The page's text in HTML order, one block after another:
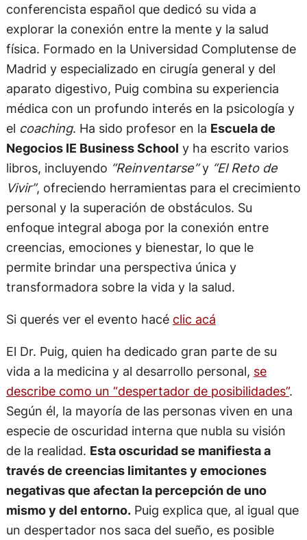
conferencista español que dedicó su vida a
explorar la conexión entre la mente y la salud
física. Formado en la Universidad Complutense de
Madrid y especializado en cirugía general y del
aparato digestivo, Puig combina su experiencia
médica con un profundo interés en la psicología y
el coaching. Ha sido profesor en la Escuela de
Negocios IE Business School y ha escrito varios
libros, incluyendo “Reinventarse”y “El Reto de
Vivir”, ofreciendo herramientas para el crecimiento
personal y la superación de obstáculos. Su
enfoque integral aboga por la conexión entre
creencias, emociones y bienestar, lo que le
permite brindar una perspectiva única y
transformadora sobre la vida y la salud.
Si querés ver el evento hacé clic acá
El Dr. Puig, quien ha dedicado gran parte de su
vida a la medicina y al desarrollo personal, se
describe como un “despertador de posibilidades”.
Según él, la mayoría de las personas viven en una
especie de oscuridad interna que nubla su visión
de la realidad. Esta oscuridad se manifiesta a
través de creencias limitantes y emociones
negativas que afectan la percepción de uno
mismo y del entorno.Puig explica que, al igual que
un despertador nos saca del sueño, es posible